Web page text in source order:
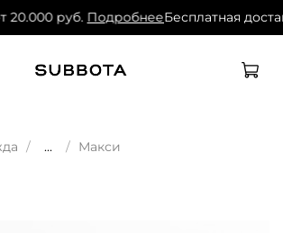
20.000 руб. ПодробнееБесплатная
... Макси